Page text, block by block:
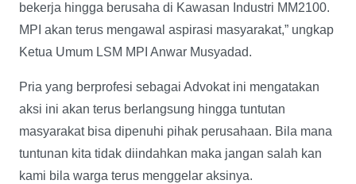
bekerja hingga berusaha di Kawasan Industri MM2100.
MPI akan terus mengawal aspirasi masyarakat,” ungkap
Ketua Umum LSM MPI Anwar Musyadad.
Pria yang berprofesi sebagai Advokat ini mengatakan
aksi ini akan terus berlangsung hingga tuntutan
masyarakat bisa dipenuhi pihak perusahaan. Bila mana
tuntunan kita tidak diindahkan maka jangan salah kan
kami bila warga terus menggelar aksinya.